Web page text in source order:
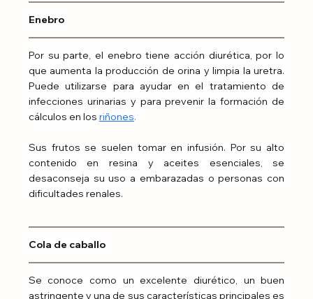
Enebro
Por su parte, el enebro tiene acción diurética, por lo
que aumenta la producción de orina y limpia la uretra.
Puede utilizarse para ayudar en el tratamiento de
infecciones urinarias y para prevenir la formación de
cálculos en los riñones.
Sus frutos se suelen tomar en infusión. Por su alto
contenido en resina y aceites esenciales, se
desaconseja su uso a embarazadas o personas con
dificultades renales.
Cola de caballo
Se conoce como un excelente diurético, un buen
astringente y una de sus características principales es